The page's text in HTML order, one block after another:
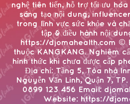
nghệ tiên tiến, hỗ trợ tối ưu
sáng tạo nội dung,
trong lĩnh vực sức khỏe và
tập & điều hành nội
https://djomahealth.com ©
thuộc KANGKANG. Nghiêm
hình thức khi chưa được cấp
Địa chỉ: Tầng 5, Tòa nhà
Nguyễn Văn Linh, Quận 7,
0899 123 456 Email:
Website: https://